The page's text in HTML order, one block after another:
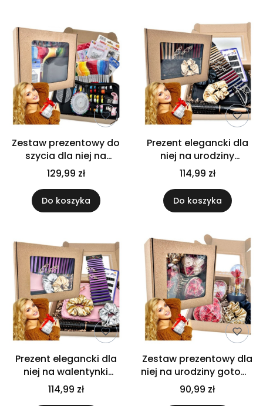
Zestaw prezentowy do
szycia dla niej na
urodziny imieniny na
dzień kobiet prezent
dla niej
129,99 zł
Do koszyka
Prezent elegancki dla
niej na urodziny
walentynki gotowy
beauty box dzień
kobiet prezent dla niej
114,99 zł
Do koszyka
Prezent elegancki dla
niej na walentynki
urodziny zestaw
beauty box dzień
114,99 zł
Zestaw prezentowy dla
niej na urodziny gotowy
flower box na dzień
kobiet
90,99 zł